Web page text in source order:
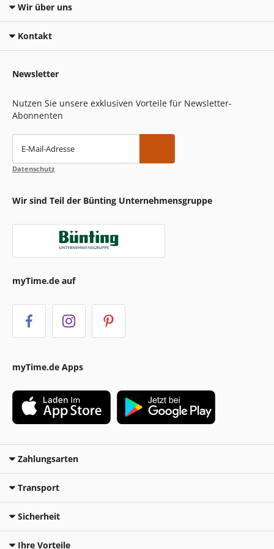
Wir über uns
Kontakt
Newsletter
Nutzen Sie unsere exklusiven Vorteile für Newsletter-
Abonnenten
E-Mail-Adresse
Datenschutz
Wir sind Teil der Bünting Unternehmensgruppe
myTime.de auf
myTime.de Apps
Zahlungsarten
Transport
Sicherheit
Ihre Vorteile